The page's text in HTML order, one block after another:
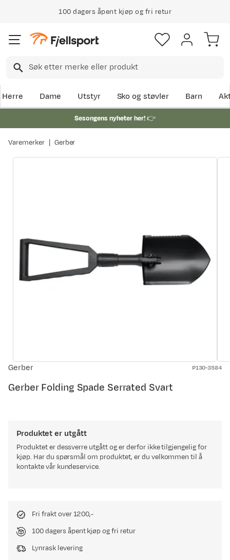
100 dagers åpent kjøp og fri retur
Herre Dame Utstyr Sko og støvler Barn
Sesongens nyheter her!👉
Varemerker Gerber
Gerber P130-3584
Gerber Folding Spade Serrated Svart
Produktet er utgått
Produktet er dessverre utgått og er derfor ikke tilgjengelig for
kjøp. Har du spørsmål om produktet, er du velkommen til å
kontakte vår kundeservice.
Fri frakt over 1200,-
100 dagers åpent kjøp og fri retur
Lynrask levering